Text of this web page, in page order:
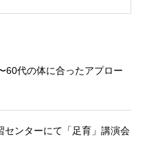
60代の体に合ったアプロー
センターにて「足育」講演会